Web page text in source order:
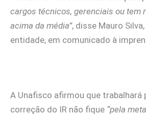
cargos técnicos, gerenciais ou tem
acima da média”, disse Mauro
entidade, em comunicado à
A Unafisco afirmou que trabalhará
correção do IR não fique “pela